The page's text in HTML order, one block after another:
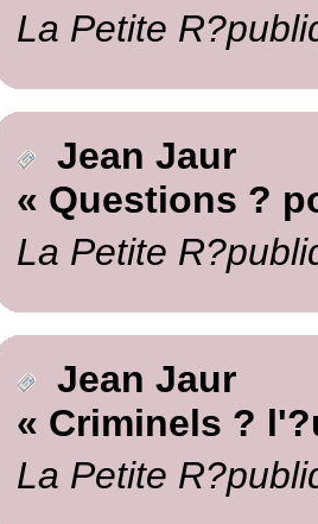
La Petite
Jean Jaur
« Questions ?
La Petite
Jean Jaur
« Criminels ?
La Petite